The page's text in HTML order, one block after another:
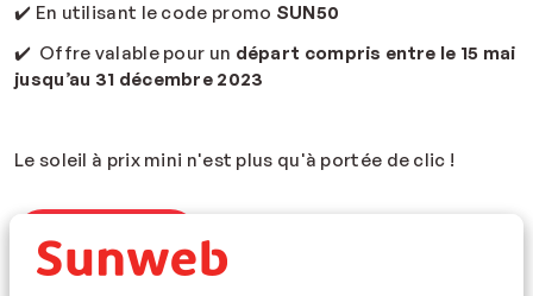
✔️ En utilisant le code promo SUN50
✔️ Offre valable pour un départ compris entre le 15 mai
jusqu’au 31 décembre 2023
Le soleil à prix mini n'est plus qu'à portée de clic !
J'en profite !